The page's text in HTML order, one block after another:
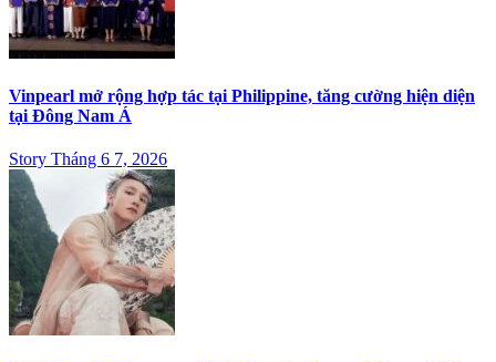
Vinpearl mở rộng hợp tác tại Philippine, tăng cường hiện diện
tại Đông Nam Á
Story Tháng 6 7, 2026